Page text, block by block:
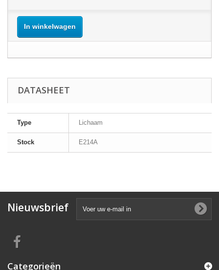
In winkelwagen
DATASHEET
Type Lichaam
Stock E214A
Nieuwsbrief
Categorieën